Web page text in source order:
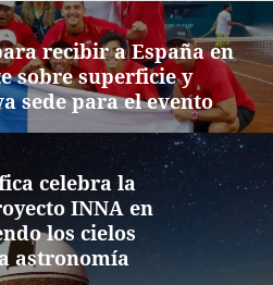
recibir a España en
sobre superficie y
sede para el evento
celebra la
INNA en
los cielos
astronomía